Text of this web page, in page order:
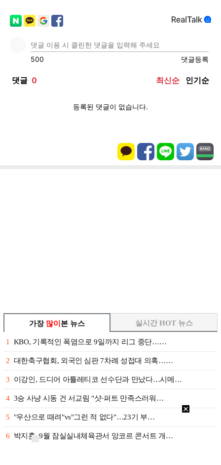
가장 많이 본 뉴스
1 KBO, 기록적인 폭염으로 9일까지 리그 중단……
2 대한축구협회, 외국인 심판 7차례 성접대 의혹……
3 이강인, 드디어 아틀레티코 선수단과 만났다…시메…
4 3승 사냥 시동 건 서교림 "샷·퍼트 만족스러워…
5 "우산으로 때려"vs"그런 적 없다"…23기 부…
6 박지훈, 9월 잠실실내체육관서 앙코르 콘서트 개…
실시간 HOT 뉴스